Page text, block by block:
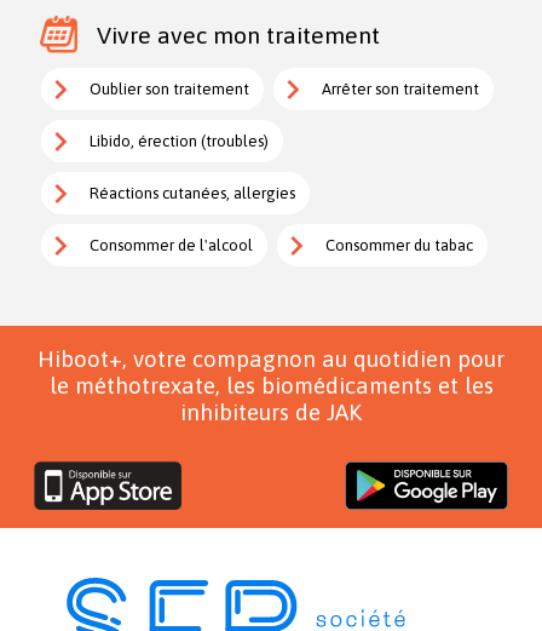
Vivre avec mon traitement
Oublier son traitement Arrêter son traitement
Libido, érection (troubles)
Réactions cutanées, allergies
Consommer de l'alcool Consommer du tabac
Hiboot+, votre compagnon au quotidien pour
le méthotrexate, les biomédicaments et les
inhibiteurs de JAK